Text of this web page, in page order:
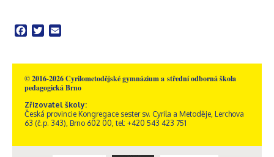
Facebook
Twitter
© 2016-2026 Cyrilometodějské gymnázium a střední odborná škola
pedagogická Brno
Zřizovatel školy:
Česká provincie Kongregace sester sv. Cyrila a Metoděje, Lerchova
63 (č.p. 343), Brno 602 00, tel: +420 543 423 751